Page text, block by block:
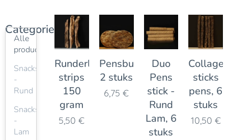
Categorieën
Alle
producten
Snacks
-
Rund
Snacks
-
Lam
Runderlong
strips
150
gram
5,50 €
Pensburgers,
2 stuks
6,75 €
Duo
Pens
stick -
Rund
Lam, 6
stuks
sticks
pens, 6
stuks
10,50 €